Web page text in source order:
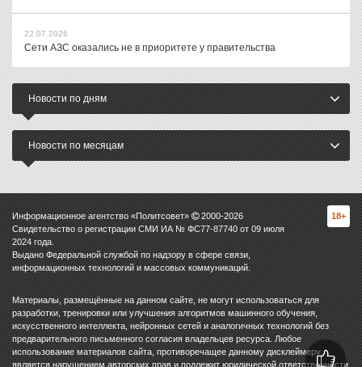
22.07.2026
Сети АЗС оказались не в приоритете у правительства
Новости по дням
Новости по месяцам
Информационное агентство «Политсовет» 2000-2026
Свидетельство о регистрации СМИ ИА № ФС77-87740 от 09 июля
2024 года.
Выдано Федеральной службой по надзору в сфере связи,
информационных технологий и массовых коммуникаций.
18+
Материалы, размещённые на данном сайте, не могут использоваться для
разработки, тренировки или улучшения алгоритмов машинного обучения,
искусственного интеллекта, нейронных сетей и аналогичных технологий без
предварительного письменного согласия владельцев ресурса. Любое
использование материалов сайта, противоречащее данному дисклеймеру,
является нарушением авторских прав и подлежит юридической ответственности